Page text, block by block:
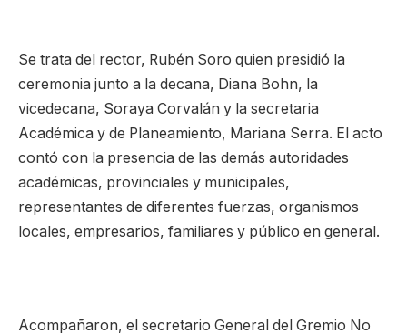
Se trata del rector, Rubén Soro quien presidió la
ceremonia junto a la decana, Diana Bohn, la
vicedecana, Soraya Corvalán y la secretaria
Académica y de Planeamiento, Mariana Serra. El acto
contó con la presencia de las demás autoridades
académicas, provinciales y municipales,
representantes de diferentes fuerzas, organismos
locales, empresarios, familiares y público en general.
Acompañaron, el secretario General del Gremio No